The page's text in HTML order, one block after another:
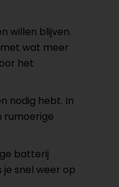
willen blijven.
wat meer
het
nodig hebt. In
rumoerige
batterij
snel weer op